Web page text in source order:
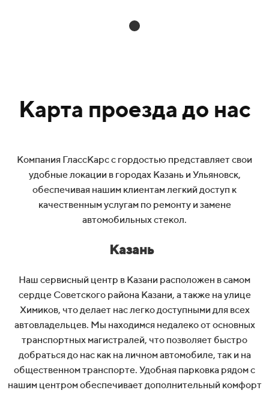
Карта проезда до нас
Компания ГлассКарс с гордостью представляет свои
удобные локации в городах Казань и Ульяновск,
обеспечивая нашим клиентам легкий доступ к
качественным услугам по ремонту и замене
автомобильных стекол.
Казань
Наш сервисный центр в Казани расположен в самом
сердце Советского района Казани, а также на улице
Химиков, что делает нас легко доступными для всех
автовладельцев. Мы находимся недалеко от основных
транспортных магистралей, что позволяет быстро
добраться до нас как на личном автомобиле, так и на
общественном транспорте. Удобная парковка рядом с
нашим центром обеспечивает дополнительный комфорт